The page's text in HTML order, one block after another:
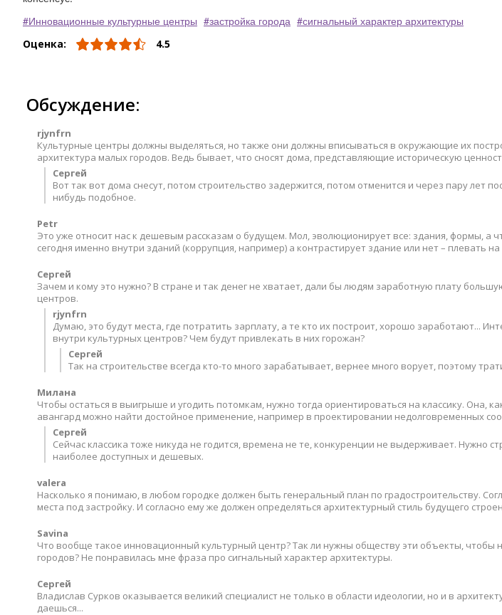
Инновационные культурные центры
застройка города сигнальный характер архитектуры
Оценка: 4.5
Обсуждение:
rjynfrn
Культурные центры должны выделяться, но также они должны вписываться в окружающие их
архитектура малых городов. Ведь бывает, что сносят дома, представляющие историческую
Сергей
Вот так вот дома снесут, потом строительство задержится, потом отменится и через пару лет
нибудь подобное.
Petr
Это уже относит нас к дешевым рассказам о будущем. Мол, эволюционирует все: здания, формы, а
сегодня именно внутри зданий (коррупция, например) а контрастирует здание или нет – плевать на
Сергей
Зачем и кому это нужно? В стране и так денег не хватает, дали бы людям заработную плату
центров.
rjynfrn
Думаю, это будут места, где потратить зарплату, а те кто их построит, хорошо заработают...
внутри культурных центров? Чем будут привлекать в них горожан?
Сергей
Так на строительстве всегда кто-то много зарабатывает, вернее много ворует, поэтому
Милана
Чтобы остаться в выигрыше и угодить потомкам, нужно тогда ориентироваться на классику. Она,
авангард можно найти достойное применение, например в проектировании недолговременных
Сергей
Сейчас классика тоже никуда не годится, времена не те, конкуренции не выдерживает. Нужно
наиболее доступных и дешевых.
valera
Насколько я понимаю, в любом городке должен быть генеральный план по градостроительству.
места под застройку. И согласно ему же должен определяться архитектурный стиль будущего
Savina
Что вообще такое инновационный культурный центр? Так ли нужны обществу эти объекты,
городов? Не понравилась мне фраза про сигнальный характер архитектуры.
Сергей
Владислав Сурков оказывается великий специалист не только в области идеологии, но и в
даешься...